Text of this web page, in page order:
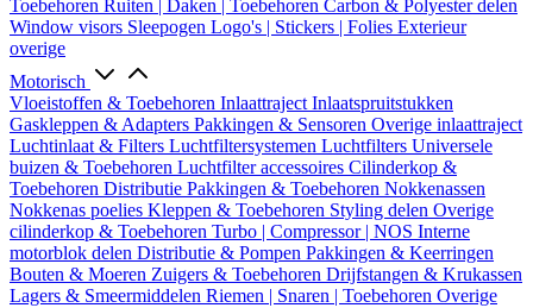
Toebehoren Ruiten | Daken | Toebehoren Carbon & Polyester delen
Window visors Sleepogen Logo's | Stickers | Folies Exterieur
overige
Motorisch
Vloeistoffen & Toebehoren Inlaattraject Inlaatspruitstukken
Gaskleppen & Adapters Pakkingen & Sensoren Overige inlaattraject
Luchtinlaat & Filters Luchtfiltersystemen Luchtfilters Universele
buizen & Toebehoren Luchtfilter accessoires Cilinderkop &
Toebehoren Distributie Pakkingen & Toebehoren Nokkenassen
Nokkenas poelies Kleppen & Toebehoren Styling delen Overige
cilinderkop & Toebehoren Turbo | Compressor | NOS Interne
motorblok delen Distributie & Pompen Pakkingen & Keerringen
Bouten & Moeren Zuigers & Toebehoren Drijfstangen & Krukassen
Lagers & Smeermiddelen Riemen | Snaren | Toebehoren Overige